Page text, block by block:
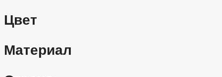
Цвет
Материал